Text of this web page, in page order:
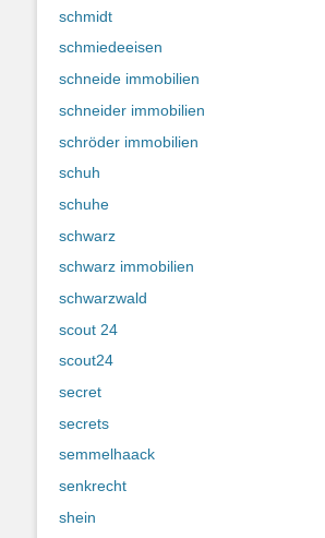
schmidt
schmiedeeisen
schneide immobilien
schneider immobilien
schröder immobilien
schuh
schuhe
schwarz
schwarz immobilien
schwarzwald
scout 24
scout24
secret
secrets
semmelhaack
senkrecht
shein